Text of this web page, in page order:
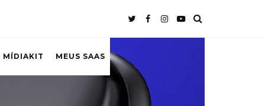
MÍDIAKIT MEUS SAAS